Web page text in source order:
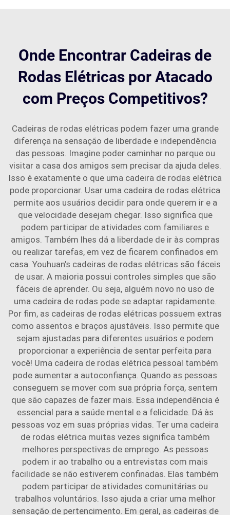
Onde Encontrar Cadeiras de
Rodas Elétricas por Atacado
com Preços Competitivos?
Cadeiras de rodas elétricas podem fazer uma grande
diferença na sensação de liberdade e independência
das pessoas. Imagine poder caminhar no parque ou
visitar a casa dos amigos sem precisar da ajuda deles.
Isso é exatamente o que uma cadeira de rodas elétrica
pode proporcionar. Usar uma cadeira de rodas elétrica
permite aos usuários decidir para onde querem ir e a
que velocidade desejam chegar. Isso significa que
podem participar de atividades com familiares e
amigos. Também lhes dá a liberdade de ir às compras
ou realizar tarefas, em vez de ficarem confinados em
casa. Youhuan’s cadeiras de rodas elétricas são fáceis
de usar. A maioria possui controles simples que são
fáceis de aprender. Ou seja, alguém novo no uso de
uma cadeira de rodas pode se adaptar rapidamente.
Por fim, as cadeiras de rodas elétricas possuem extras
como assentos e braços ajustáveis. Isso permite que
sejam ajustadas para diferentes usuários e podem
proporcionar a experiência de sentar perfeita para
você! Uma cadeira de rodas elétrica pessoal também
pode aumentar a autoconfiança. Quando as pessoas
conseguem se mover com sua própria força, sentem
que são capazes de fazer mais. Essa independência é
essencial para a saúde mental e a felicidade. Dá às
pessoas voz em suas próprias vidas. Ter uma cadeira
de rodas elétrica muitas vezes significa também
melhores perspectivas de emprego. As pessoas
podem ir ao trabalho ou a entrevistas com mais
facilidade se não estiverem confinadas. Elas também
podem participar de atividades comunitárias ou
trabalhos voluntários. Isso ajuda a criar uma melhor
sensação de pertencimento. Em geral, as cadeiras de